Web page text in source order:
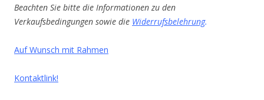
Beachten Sie bitte die Informationen zu den
Verkaufsbedingungen sowie die Widerrufsbelehrung.
Auf Wunsch mit Rahmen
Kontaktlink!